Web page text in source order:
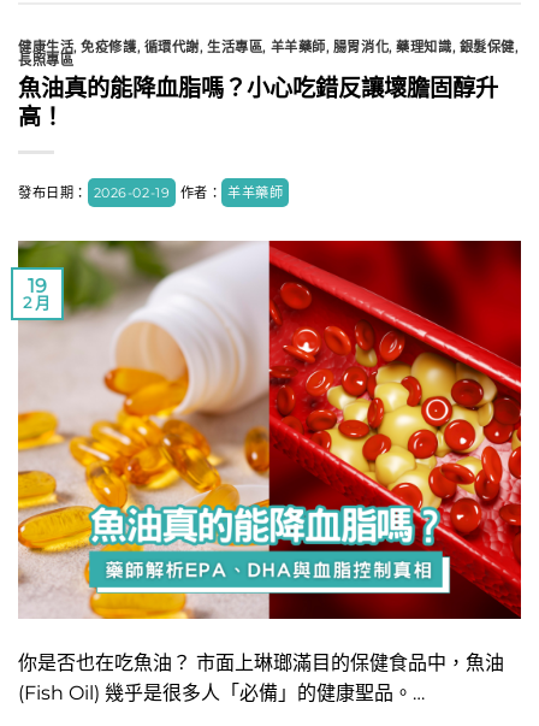
健康生活,免疫修護, 循環代謝,生活專區, 羊羊藥師, 腸胃消化,藥理知識, 銀髮保健,
長照專區
魚油真的能降血脂嗎？小心吃錯反讓壞膽固醇升
高！
發布日期： 2026-02-19 作者： 羊羊藥師
19
2 月
​你是否也在吃魚油？ 市面上琳瑯滿目的保健食品中，魚油
(Fish Oil) 幾乎是很多人「必備」的健康聖品。…